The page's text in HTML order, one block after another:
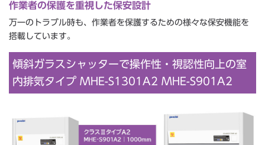
作業者の保護を重視した保安設計
万一のトラブル時も、作業者を保護するための様々な保安機能を
搭載しています。
傾斜ガラスシャッターで操作性・視認性向上の室
内排気タイプ MHE-S1301A2 MHE-S901A2